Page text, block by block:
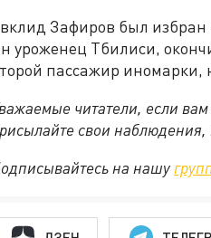
Зафиров был избран
уроженец Тбилиси,
пассажир иномарки,
читатели, если
свои наблюдения,
на нашу